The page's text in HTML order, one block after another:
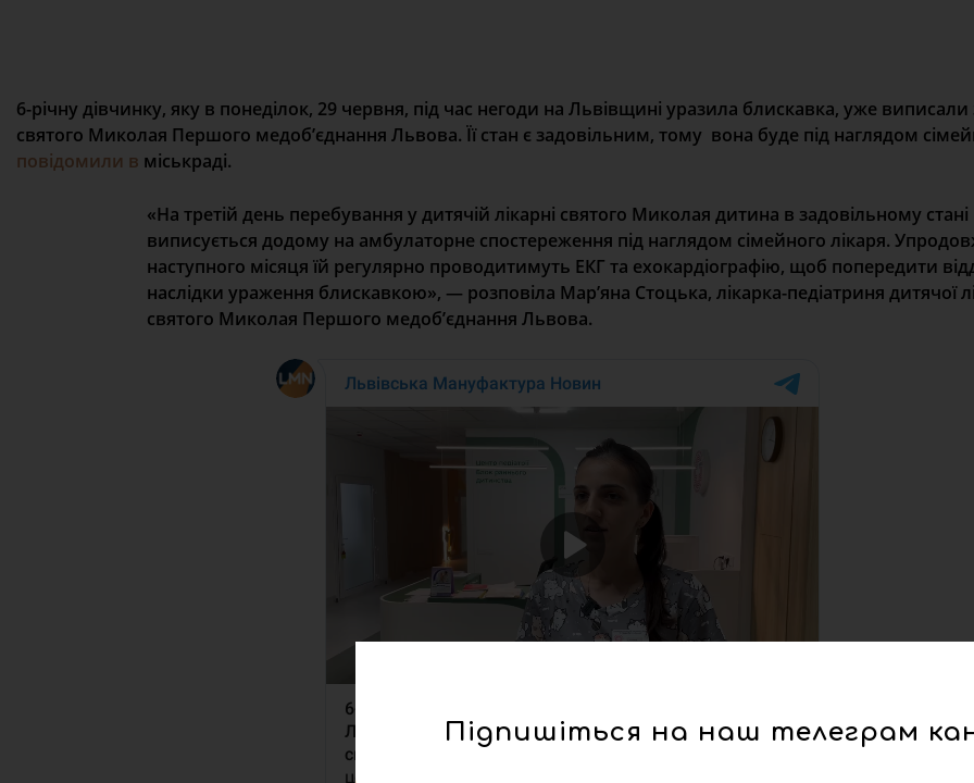
6-річну дівчинку, яку в понеділок, 29 червня, під час негоди на Львівщині уразила блискавка, уже виписали
святого Миколая Першого медоб’єднання Львова. Її стан є задовільним, тому вона буде під наглядом
повідомили в міськраді.
«На третій день перебування у дитячій лікарні святого Миколая дитина в задовільному стані
виписується додому на амбулаторне спостереження під наглядом сімейного лікаря.
наступного місяця їй регулярно проводитимуть ЕКГ та ехокардіографію, щоб попередити
наслідки ураження блискавкою», — розповіла Мар’яна Стоцька, лікарка-педіатриня дитячої
святого Миколая Першого медобʼєднання Львова.
Підпишіться на наш телеграм